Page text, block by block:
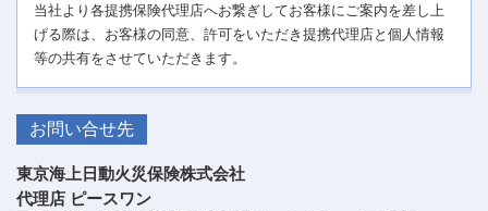
当社より各提携保険代理店へお繋ぎしてお客様にご案内を差し上
げる際は、お客様の同意、許可をいただき提携代理店と個人情報
等の共有をさせていただきます。
お問い合せ先
東京海上日動火災保険株式会社
代理店 ピースワン